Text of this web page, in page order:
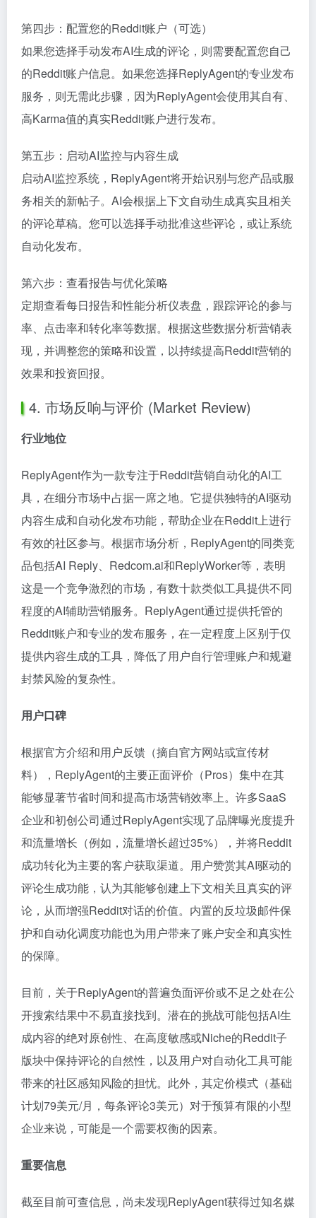
第四步：配置您的Reddit账户（可选）
如果您选择手动发布AI生成的评论，则需要配置您自己
的Reddit账户信息。如果您选择ReplyAgent的专业发布
服务，则无需此步骤，因为ReplyAgent会使用其自有、
高Karma值的真实Reddit账户进行发布。
第五步：启动AI监控与内容生成
启动AI监控系统，ReplyAgent将开始识别与您产品或服
务相关的新帖子。AI会根据上下文自动生成真实且相关
的评论草稿。您可以选择手动批准这些评论，或让系统
自动化发布。
第六步：查看报告与优化策略
定期查看每日报告和性能分析仪表盘，跟踪评论的参与
率、点击率和转化率等数据。根据这些数据分析营销表
现，并调整您的策略和设置，以持续提高Reddit营销的
效果和投资回报。
4. 市场反响与评价 (Market Review)
行业地位
ReplyAgent作为一款专注于Reddit营销自动化的AI工
具，在细分市场中占据一席之地。它提供独特的AI驱动
内容生成和自动化发布功能，帮助企业在Reddit上进行
有效的社区参与。根据市场分析，ReplyAgent的同类竞
品包括AI Reply、Redcom.ai和ReplyWorker等，表明
这是一个竞争激烈的市场，有数十款类似工具提供不同
程度的AI辅助营销服务。ReplyAgent通过提供托管的
Reddit账户和专业的发布服务，在一定程度上区别于仅
提供内容生成的工具，降低了用户自行管理账户和规避
封禁风险的复杂性。
用户口碑
根据官方介绍和用户反馈（摘自官方网站或宣传材
料），ReplyAgent的主要正面评价（Pros）集中在其
能够显著节省时间和提高市场营销效率上。许多SaaS
企业和初创公司通过ReplyAgent实现了品牌曝光度提升
和流量增长（例如，流量增长超过35%），并将Reddit
成功转化为主要的客户获取渠道。用户赞赏其AI驱动的
评论生成功能，认为其能够创建上下文相关且真实的评
论，从而增强Reddit对话的价值。内置的反垃圾邮件保
护和自动化调度功能也为用户带来了账户安全和真实性
的保障。
目前，关于ReplyAgent的普遍负面评价或不足之处在公
开搜索结果中不易直接找到。潜在的挑战可能包括AI生
成内容的绝对原创性、在高度敏感或Niche的Reddit子
版块中保持评论的自然性，以及用户对自动化工具可能
带来的社区感知风险的担忧。此外，其定价模式（基础
计划79美元/月，每条评论3美元）对于预算有限的小型
企业来说，可能是一个需要权衡的因素。
重要信息
截至目前可查信息，尚未发现ReplyAgent获得过知名媒